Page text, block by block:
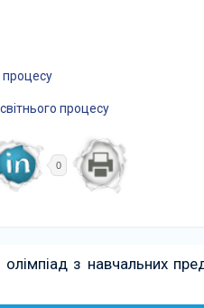
процесу
процесу
0
з навчальних